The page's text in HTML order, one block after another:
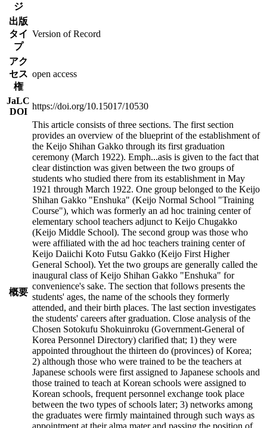
ジ
出版
タイ
プ
Version of Record
アク
セス
権
open access
JaLC
DOI
https://doi.org/10.15017/10530
概要
This article consists of three sections. The first section
provides an overview of the blueprint of the establishment of
the Keijo Shihan Gakko through its first graduation
ceremony (March 1922). Emph...asis is given to the fact that
clear distinction was given between the two groups of
students who studied there from its establishment in May
1921 through March 1922. One group belonged to the Keijo
Shihan Gakko "Enshuka" (Keijo Normal School "Training
Course"), which was formerly an ad hoc training center of
elementary school teachers adjunct to Keijo Chugakko
(Keijo Middle School). The second group was those who
were affiliated with the ad hoc teachers training center of
Keijo Daiichi Koto Futsu Gakko (Keijo First Higher
General School). Yet the two groups are generally called the
inaugural class of Keijo Shihan Gakko "Enshuka" for
convenience's sake. The section that follows presents the
students' ages, the name of the schools they formerly
attended, and their birth places. The last section investigates
the students' careers after graduation. Close analysis of the
Chosen Sotokufu Shokuinroku (Government-General of
Korea Personnel Directory) clarified that; 1) they were
appointed throughout the thirteen do (provinces) of Korea;
2) although those who were trained to be the teachers at
Japanese schools were first assigned to Japanese schools and
those trained to teach at Korean schools were assigned to
Korean schools, frequent personnel exchange took place
between the two types of schools later; 3) networks among
the graduates were firmly maintained through such ways as
appointment at their alma mater and passing the position of